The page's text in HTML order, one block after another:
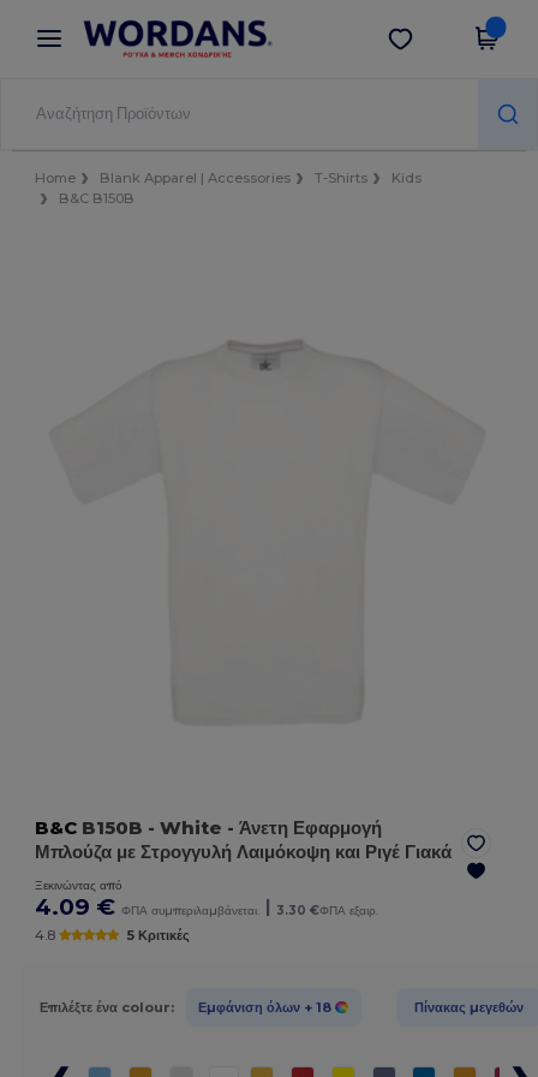
× Εφαρμογή Wordans
Καλύτερες τιμές στην εφαρμογή!
Λήψη app
Home Blank Apparel | Accessories T-Shirts
Kids
B&C B150B
B&C B150B - White - Άνετη Εφαρμογή
Μπλούζα με Στρογγυλή Λαιμόκοψη και Ριγέ Γιακά
Ξεκινώντας από
4.09 € ΦΠΑ συμπεριλαμβάνεται. | 3.30 €ΦΠΑ εξαιρ.
4.8 5 Κριτικές
Επιλέξτε ένα colour: Εμφάνιση όλων + 18 Πίνακας μεγεθών